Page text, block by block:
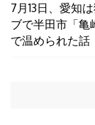
7月13日、愛知
ブで半田市「亀
で温められた話